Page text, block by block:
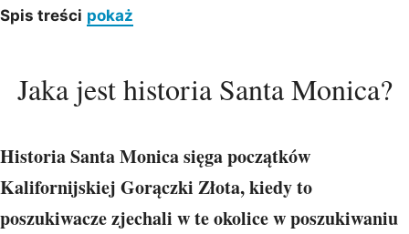
Spis treści pokaż
Jaka jest historia Santa Monica?
Historia Santa Monica sięga początków
Kalifornijskiej Gorączki Złota, kiedy to
poszukiwacze zjechali w te okolice w poszukiwaniu